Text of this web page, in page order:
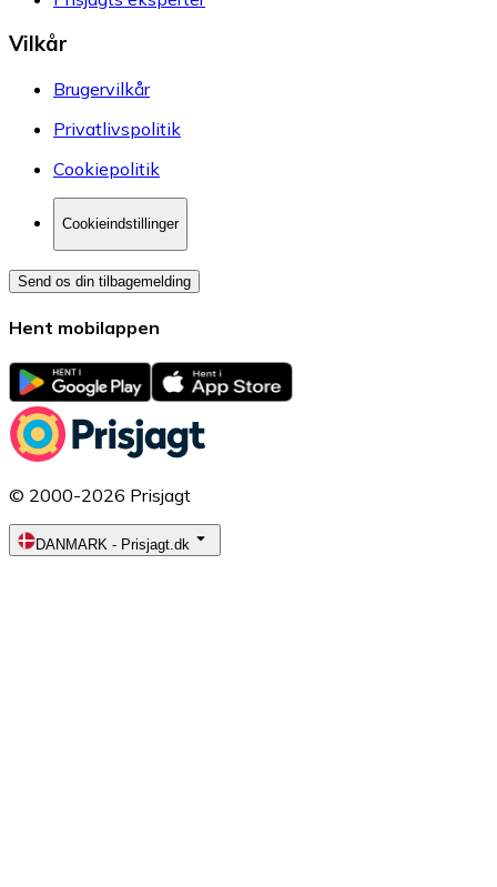
Vilkår
Brugervilkår
Privatlivspolitik
Cookiepolitik
Cookieindstillinger
Send os din tilbagemelding
Hent mobilappen
© 2000-2026 Prisjagt
DANMARK - Prisjagt.dk